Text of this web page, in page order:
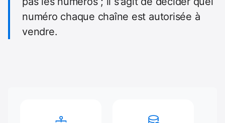
numéro chaque chaîne est autorisée à
vendre.